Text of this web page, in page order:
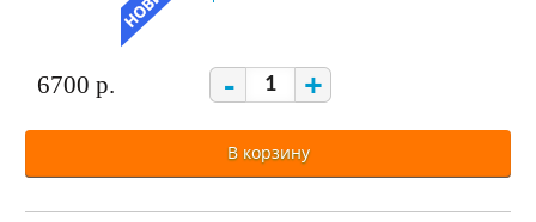
6700 р. - +
В корзину